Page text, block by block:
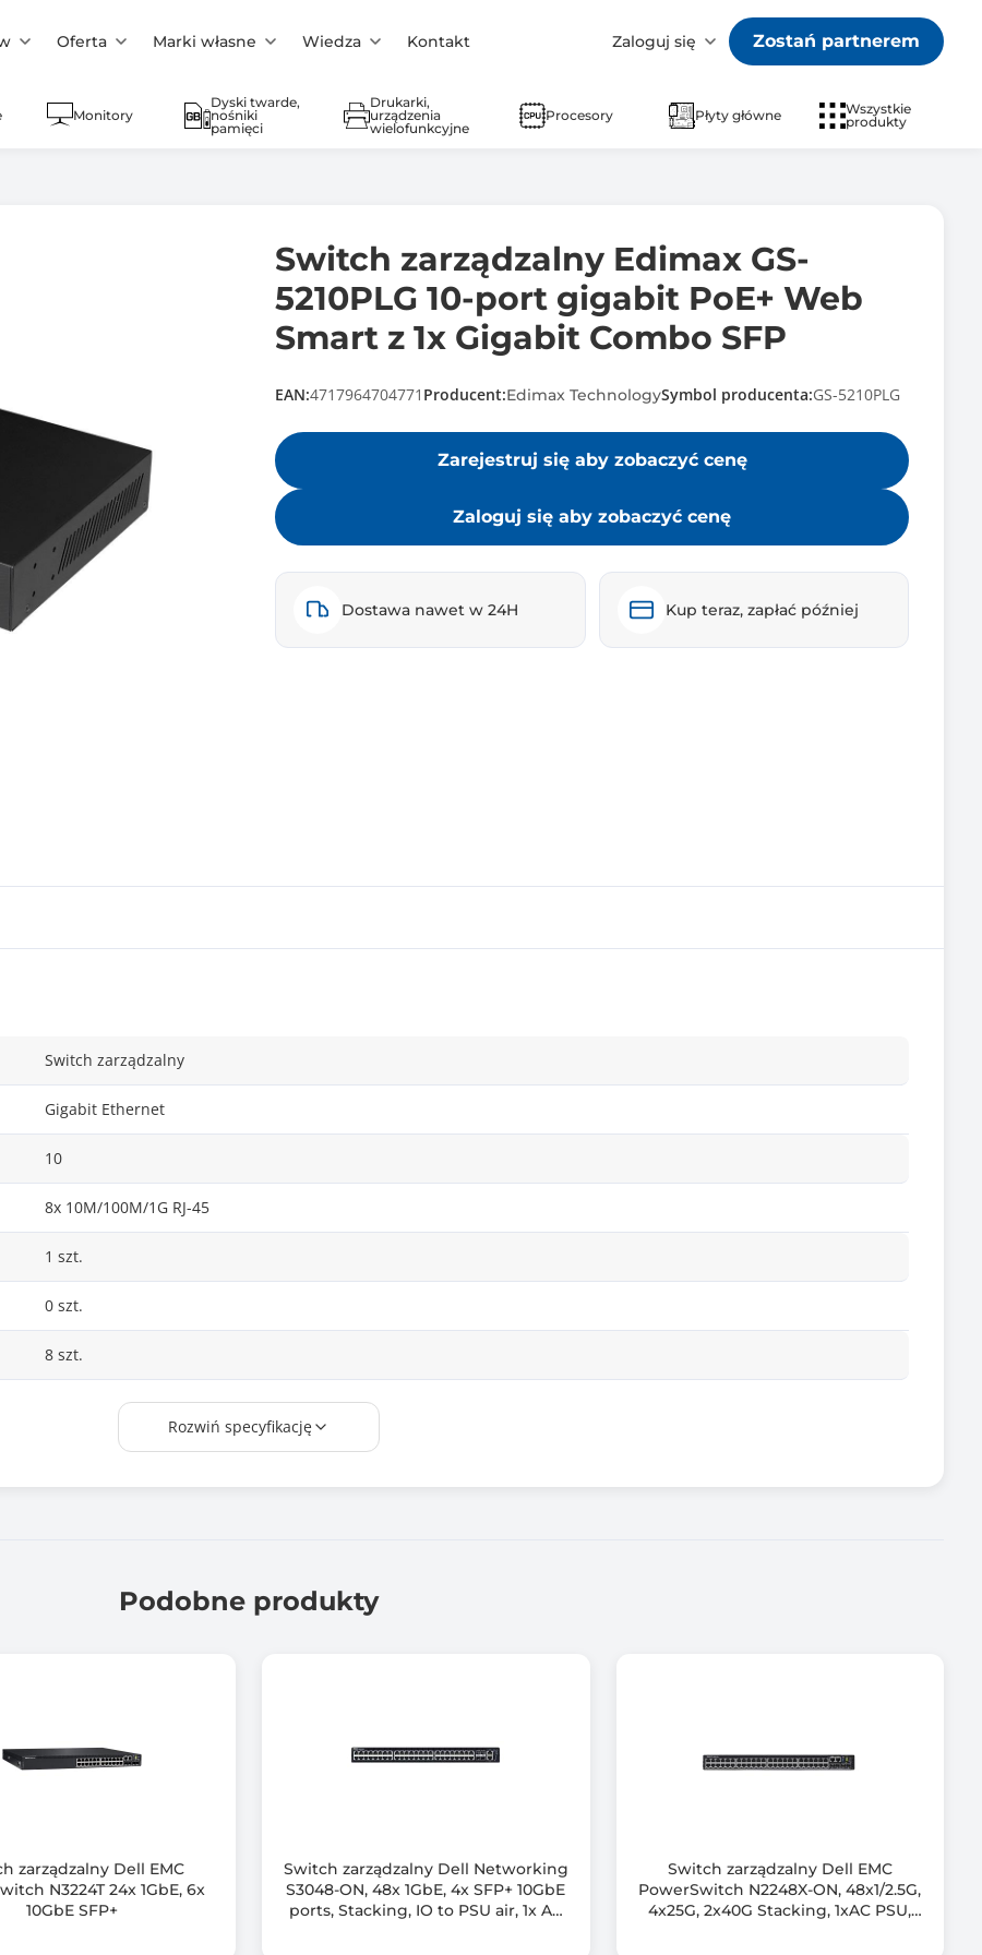
Oferta Marki własne Wiedza Kontakt Zaloguj się Zostań partnerem
Monitory
Dyski twarde,
nośniki
pamięci
Drukarki,
urządzenia
wielofunkcyjne
Procesory Płyty główne
Wszystkie
produkty
Switch zarządzalny Edimax GS-
5210PLG 10-port gigabit PoE+ Web
Smart z 1x Gigabit Combo SFP
EAN:4717964704771 Producent:Edimax TechnologySymbol producenta:GS-5210PLG
Zarejestruj się aby zobaczyć cenę
Zaloguj się aby zobaczyć cenę
Dostawa nawet w 24H Kup teraz, zapłać później
Switch zarządzalny
Gigabit Ethernet
10
8x 10M/100M/1G RJ-45
1 szt.
0 szt.
8 szt.
Tak
IEEE 802.3ab 1000 Base-T (RJ45)
IEEE 802.3x Flow control
Rozwiń specyfikację
Podobne produkty
zarządzalny Dell EMC
N3224T 24x 1GbE, 6x
10GbE SFP+
Switch zarządzalny Dell Networking
S3048-ON, 48x 1GbE, 4x SFP+ 10GbE
ports, Stacking, IO to PSU air, 1x AC
Switch zarządzalny Dell EMC
PowerSwitch N2248X-ON, 48x1/2.5G,
4x25G, 2x40G Stacking, 1xAC PSU,